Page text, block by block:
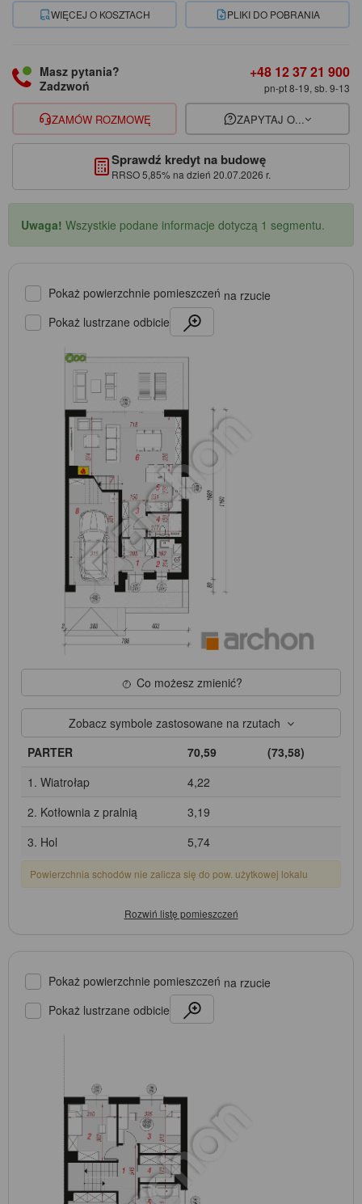
WIĘCEJ O KOSZTACH PLIKI DO POBRANIA
Masz pytania?
Zadzwoń
+48 12 37 21 900
pn-pt 8-19, sb. 9-13
ZAMÓW ROZMOWĘ ZAPYTAJ O...
Sprawdź kredyt na budowę
RRSO 5,85% na dzień 20.07.2026 r.
Uwaga! Wszystkie podane informacje dotyczą 1 segmentu.
Pokaż powierzchnie pomieszczeń na rzucie
Pokaż lustrzane odbicie
Co możesz zmienić?
Zobacz symbole zastosowane na rzutach
PARTER
70,59
(73,58)
1. Wiatrołap
4,22
2. Kotłownia z pralnią
3,19
3. Hol
5,74
Powierzchnia schodów nie zalicza się do pow. użytkowej lokalu
Pokaż powierzchnie pomieszczeń na rzucie
Pokaż lustrzane odbicie